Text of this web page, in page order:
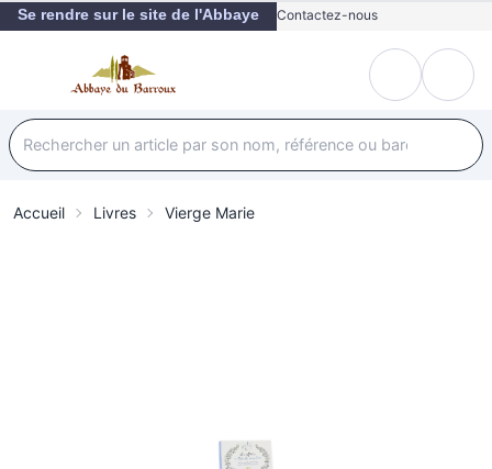
Se rendre sur le site de l'Abbaye Contactez-nous
Accueil Livres Vierge Marie